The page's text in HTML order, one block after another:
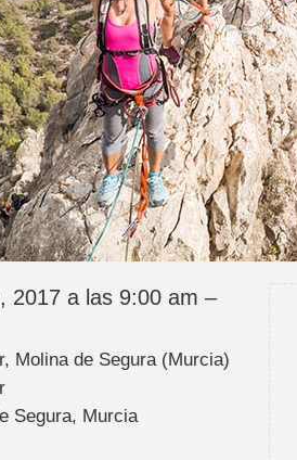
2017 a las 9:00 am –
Molina de Segura (Murcia)
Segura, Murcia